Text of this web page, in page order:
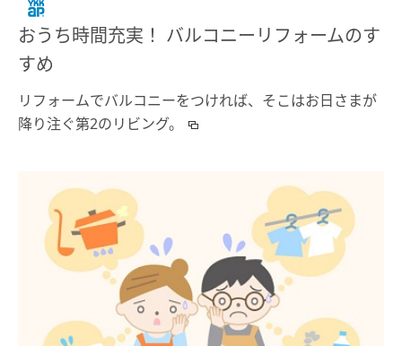
おうち時間充実！ バルコニーリフォームのす
すめ
リフォームでバルコニーをつければ、そこはお日さまが
降り注ぐ第2のリビング。